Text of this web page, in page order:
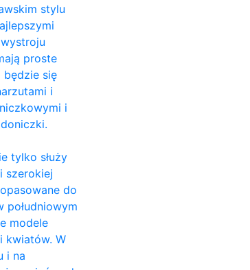
stylu
proste
będzie się
i
i
tylko służy
szerokiej
do
południowym
modele
kwiatów. W
i na